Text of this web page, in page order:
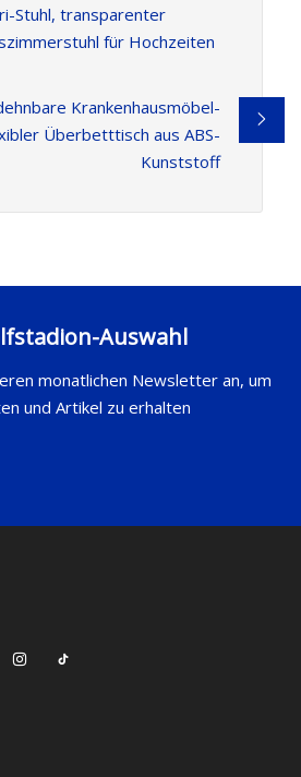
Stuhl, transparenter
für Hochzeiten
Krankenhausmöbel-
Überbetttisch aus ABS-
Kunststoff
Auswahl
monatlichen Newsletter an, um
und Artikel zu erhalten